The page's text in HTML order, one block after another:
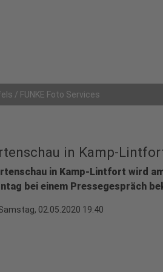
/ FUNKE Foto Services
in Kamp-
in Kamp-Lintfort wird
bei einem Pressegespräch
02.05.2020 19:40